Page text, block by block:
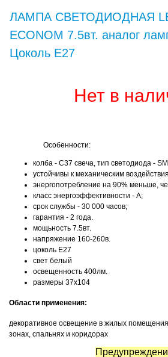
ЛАМПА СВЕТОДИОДНАЯ
ECONOM 7.5вт. аналог
Цоколь Е27
Нет в
Особенности:
колба - C37 свеча, тип светодиода -
устойчивы к механическим
энергопотребление на 90% меньше,
класс энергоэффективности - А;
срок службы - 30 000 часов;
гарантия - 2 года.
мощьность 7.5вт.
напряжение 160-260в.
цоколь Е27
свет белый
освещенность 400лм.
размеры 37х104
Области применения:
декоративное освещение в жилых
зонах, спальнях и коридорах